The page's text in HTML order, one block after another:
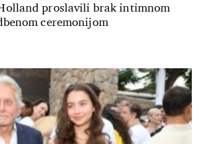
proslavili brak intimnom
ceremonijom